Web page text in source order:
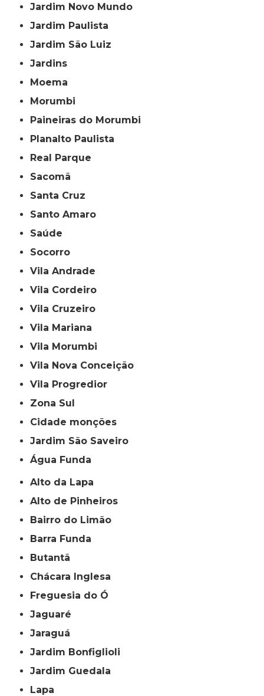
Jardim Novo Mundo
Jardim Paulista
Jardim São Luiz
Jardins
Moema
Morumbi
Paineiras do Morumbi
Planalto Paulista
Real Parque
Sacomã
Santa Cruz
Santo Amaro
Saúde
Socorro
Vila Andrade
Vila Cordeiro
Vila Cruzeiro
Vila Mariana
Vila Morumbi
Vila Nova Conceição
Vila Progredior
Zona Sul
cidade monções
jardim São Saveiro
Água Funda
Alto da Lapa
Alto de Pinheiros
Bairro do Limão
Barra Funda
Butantã
Chácara Inglesa
Freguesia do Ó
Jaguaré
Jaraguá
Jardim Bonfiglioli
Jardim Guedala
Lapa